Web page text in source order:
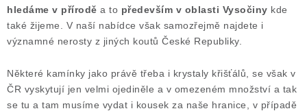
hledáme v přírodě a to především v oblasti Vysočiny kde
také žijeme. V naší nabídce však samozřejmě najdete i
významné nerosty z jiných koutů České Republiky.
Některé kamínky jako právě třeba i krystaly křišťálů, se však v
ČR vyskytují jen velmi ojediněle a v omezeném množství a tak
se tu a tam musíme vydat i kousek za naše hranice, v případě